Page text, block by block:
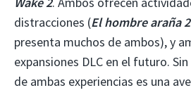
distracciones (El hombre araña 2
presenta muchos de ambos), y
expansiones DLC en el futuro.
de ambas experiencias es una